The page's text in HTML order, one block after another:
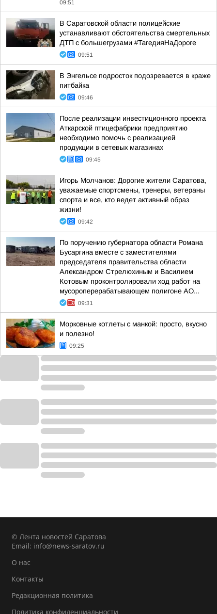
09:51
В Саратовской области полицейские
устанавливают обстоятельства смертельных
ДТП с большегрузами #ТагедияНаДороге
09:51
В Энгельсе подросток подозревается в краже
питбайка
09:46
После реализации инвестиционного проекта
Аткарской птицефабрики предприятию
необходимо помочь с реализацией
продукции в сетевых магазинах
09:45
Игорь Молчанов: Дорогие жители Саратова,
уважаемые спортсмены, тренеры, ветераны
спорта и все, кто ведет активный образ
жизни!
09:42
По поручению губернатора области Романа
Бусаргина вместе с заместителями
председателя правительства области
Александром Стрелюхиным и Василием
Котовым проконтролировали ход работ на
мусороперерабатывающем полигоне АО...
09:31
Морковные котлеты с манкой: просто, вкусно
и полезно!
09:25
© Лента новостей Саратова
Email: info@news-saratov.ru
О нас
Контакты
Редакционная политика
Политика конфиденциальности